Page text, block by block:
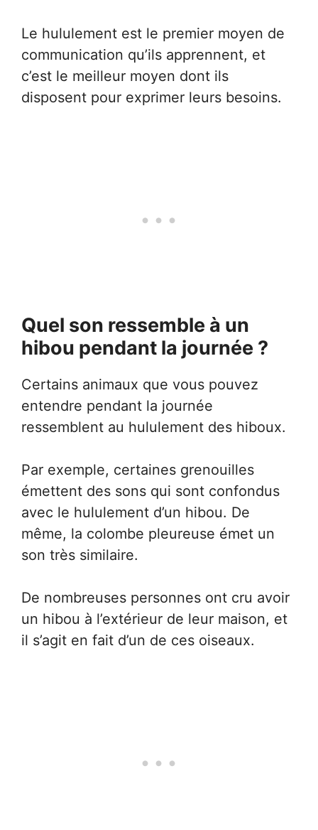
Le hululement est le premier moyen de
communication qu’ils apprennent, et
c’est le meilleur moyen dont ils
disposent pour exprimer leurs besoins.
Quel son ressemble à un
hibou pendant la journée ?
Certains animaux que vous pouvez
entendre pendant la journée
ressemblent au hululement des hiboux.
Par exemple, certaines grenouilles
émettent des sons qui sont confondus
avec le hululement d’un hibou. De
même, la colombe pleureuse émet un
son très similaire.
De nombreuses personnes ont cru avoir
un hibou à l’extérieur de leur maison, et
il s’agit en fait d’un de ces oiseaux.